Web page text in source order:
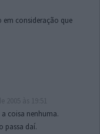
consideração que
coisa nenhuma.
passa daí.